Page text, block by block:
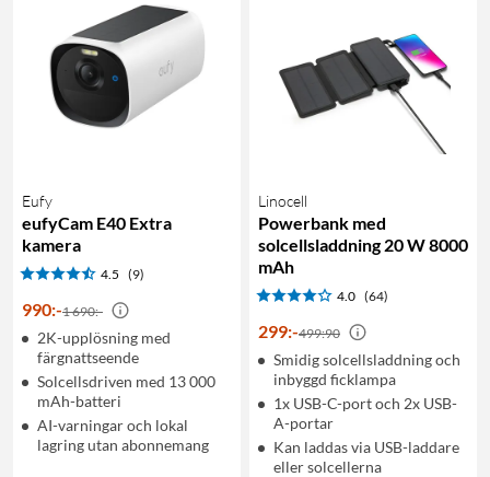
Eufy
eufyCam E40 Extra
kamera
4.5 (9)
990:-1 690:-
2K-upplösning med
färgnattseende
Solcellsdriven med 13 000
mAh-batteri
AI-varningar och lokal
lagring utan abonnemang
Linocell
Powerbank med
solcellsladdning 20 W 8000
mAh
4.0 (64)
299:-499:90
Smidig solcellsladdning och
inbyggd ficklampa
1x USB-C-port och 2x USB-
A-portar
Kan laddas via USB-laddare
eller solcellerna